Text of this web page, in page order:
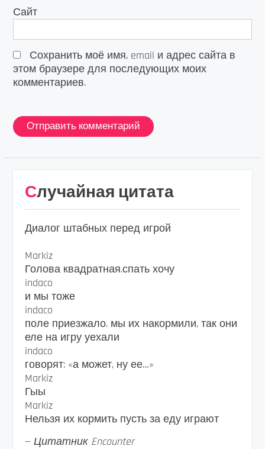
Сайт
Сохранить моё имя, email и адрес сайта в
этом браузере для последующих моих
комментариев.
Случайная цитата
Диалог штабных перед игрой
Markiz
Голова квадратная.спать хочу
indaco
и мы тоже
indaco
поле приезжало. мы их накормили, так они
еле на игру уехали
indaco
говорят: «а может, ну ее…»
Markiz
Гыы
Markiz
Нельзя их кормить пусть за еду играют
— Цитатник Encounter